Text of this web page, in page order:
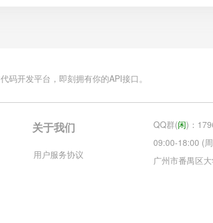
码开发平台，即刻拥有你的API接口。
关于我们
用户服务协议
QQ群(闲)：
09:00-18:00 (
广州市番禺区